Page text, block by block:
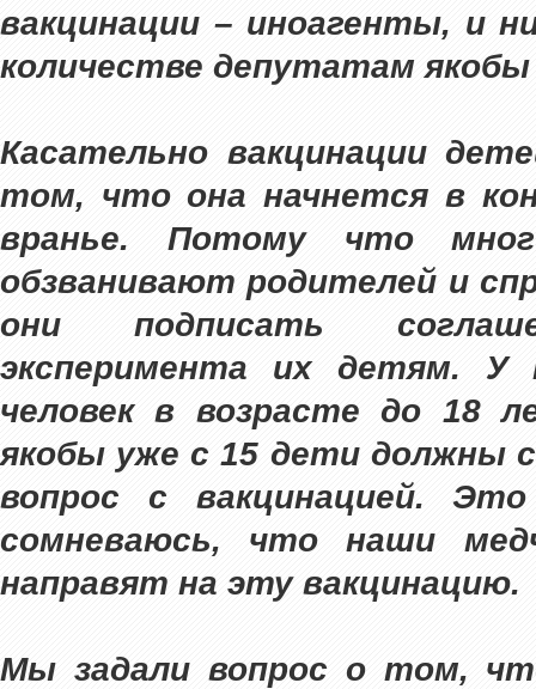
вакцинации – иноагенты, и
количестве депутатам
Касательно вакцинации
том, что она начнется в
вранье. Потому что
обзванивают родителей и
они подписать
эксперимента их детям. У
человек в возрасте до 18
якобы уже с 15 дети должны
вопрос с вакцинацией.
сомневаюсь, что наши
направят на эту вакцинацию.
Мы задали вопрос о том,